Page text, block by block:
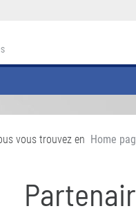
vous trouvez en Home